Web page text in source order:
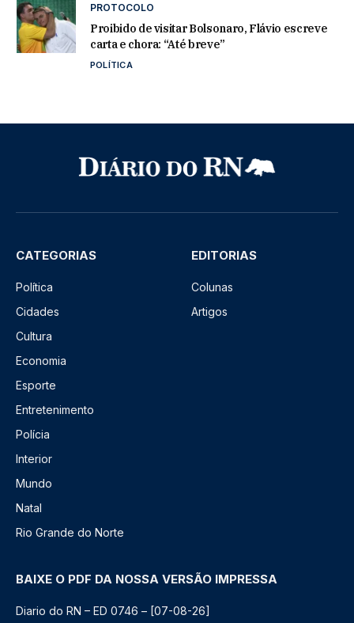
PROTOCOLO
Proibido de visitar Bolsonaro, Flávio escreve
carta e chora: “Até breve”
POLÍTICA
CATEGORIAS
Política
Cidades
Cultura
Economia
Esporte
Entretenimento
Polícia
Interior
Mundo
Natal
Rio Grande do Norte
EDITORIAS
Colunas
Artigos
BAIXE O PDF DA NOSSA VERSÃO IMPRESSA
Diario do RN – ED 0746 – [07-08-26]